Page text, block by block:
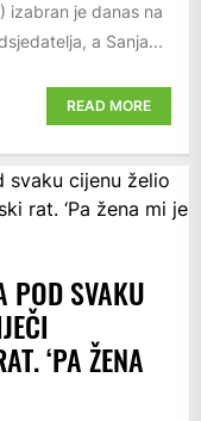
izabran je danas na
a Sanja...
READ MORE
POD SVAKU
‘PA ŽENA